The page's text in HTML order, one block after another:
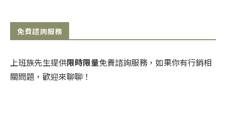
免費諮詢服務
上班族先生提供限時限量免費諮詢服務，如果你有行銷相
關問題，歡迎來聊聊！